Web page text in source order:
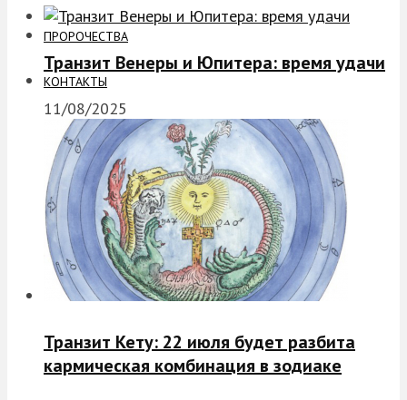
ПРОРОЧЕСТВА
КОНТАКТЫ
Транзит Венеры и Юпитера: время удачи
11/08/2025
Транзит Кету: 22 июля будет разбита
кармическая комбинация в зодиаке